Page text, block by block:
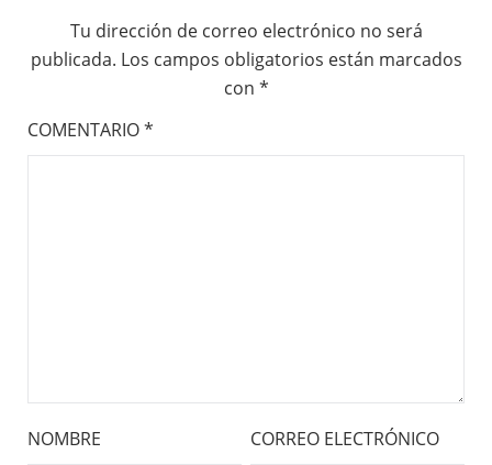
Tu dirección de correo electrónico no será
publicada. Los campos obligatorios están marcados
con *
COMENTARIO*
NOMBRE CORREO ELECTRÓNICO